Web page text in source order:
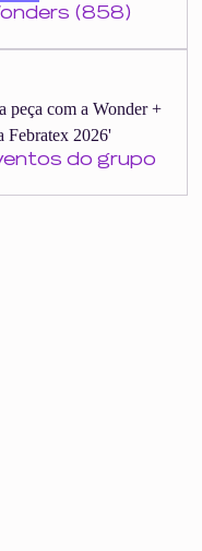
(858)
peça com a Wonder +
Febratex 2026'
do grupo